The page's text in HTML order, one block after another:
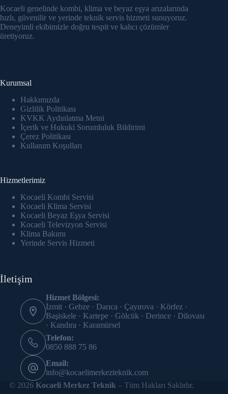
Kocaeli genelinde kombi, klima ve beyaz eşya arızalarında
hızlı, güvenilir ve yerinde teknik servis hizmeti sunuyoruz.
Deneyimli ekibimizle doğru tespit ve kalıcı çözümler
üretiyoruz.
Kurumsal
Hakkımızda
Gizlilik Politikası
KVKK Aydınlatma Metni
İçerik ve Hukuki Sorumluluk Bildirimi
Çerez Politikası
Kullanım Koşulları
Hizmetlerimiz
Kocaeli Kombi Servisi
Kocaeli Klima Servisi
Kocaeli Beyaz Eşya Servisi
Kocaeli Televizyon Servisi
Klima Bakımı
Yerinde Servis Hizmeti
İletişim
Hizmet Bölgesi:
İzmit · Gebze · Darıca · Çayırova · Körfez ·
Başiskele · Kartepe · Gölcük · Derince · Dilovası
· Kandıra · Karamürsel
Telefon:
0850 888 75 86
Email:
info@kocaelimerkezteknik.com
© 2026Kocaeli Merkez Teknik – Tüm Hakları Saklıdır.